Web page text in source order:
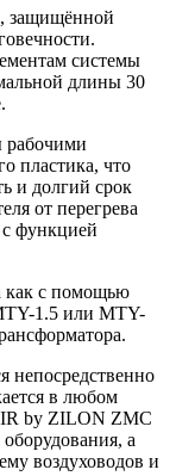
защищённой
системы
длины 30
рабочими
пластика, что
и долгий срок
от перегрева
функцией
как с помощью
1.5 или MTY-
непосредственно
в любом
by ZILON ZMC
а
воздуховодов и